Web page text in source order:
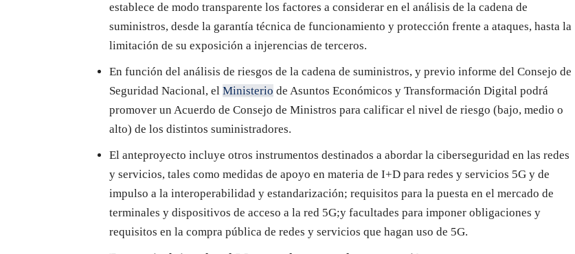
establece de modo transparente los factores a considerar en el análisis de la cadena de
suministros, desde la garantía técnica de funcionamiento y protección frente a ataques, hasta la
limitación de su exposición a injerencias de terceros.
En función del análisis de riesgos de la cadena de suministros, y previo informe del Consejo de
Seguridad Nacional, el Ministerio de Asuntos Económicos y Transformación Digital podrá
promover un Acuerdo de Consejo de Ministros para calificar el nivel de riesgo (bajo, medio o
alto) de los distintos suministradores.
El anteproyecto incluye otros instrumentos destinados a abordar la ciberseguridad en las redes
y servicios, tales como medidas de apoyo en materia de I+D para redes y servicios 5G y de
impulso a la interoperabilidad y estandarización; requisitos para la puesta en el mercado de
terminales y dispositivos de acceso a la red 5G;y facultades para imponer obligaciones y
requisitos en la compra pública de redes y servicios que hagan uso de 5G.